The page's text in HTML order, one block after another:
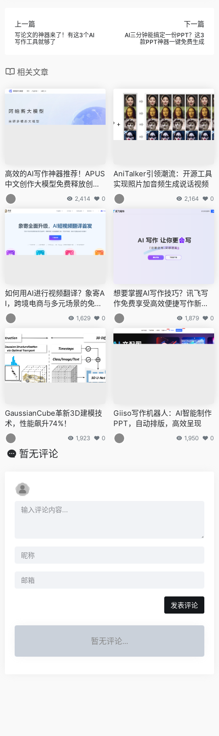
上一篇
写论文的神器来了！有这3个AI
写作工具就够了
下一篇
AI三分钟能搞定一份PPT？这3
款PPT神器一键免费生成
相关文章
高效的AI写作神器推荐！APUS
中文创作大模型免费释放创作
潜能
2,414 0
AniTalker引领潮流：开源工具
实现照片加音频生成说话视频
2,164 0
如何用AI进行视频翻译？象寄A
I，跨境电商与多元场景的免费
视频翻译神器
1,629 0
想要掌握AI写作技巧？讯飞写
作免费享受高效便捷写作新体
验
1,879 0
GaussianCube革新3D建模技
术，性能飙升74%！
1,923 0
Giiso写作机器人：AI智能制作
PPT，自动排版，高效呈现
1,950 0
暂无评论
发表评论
暂无评论...